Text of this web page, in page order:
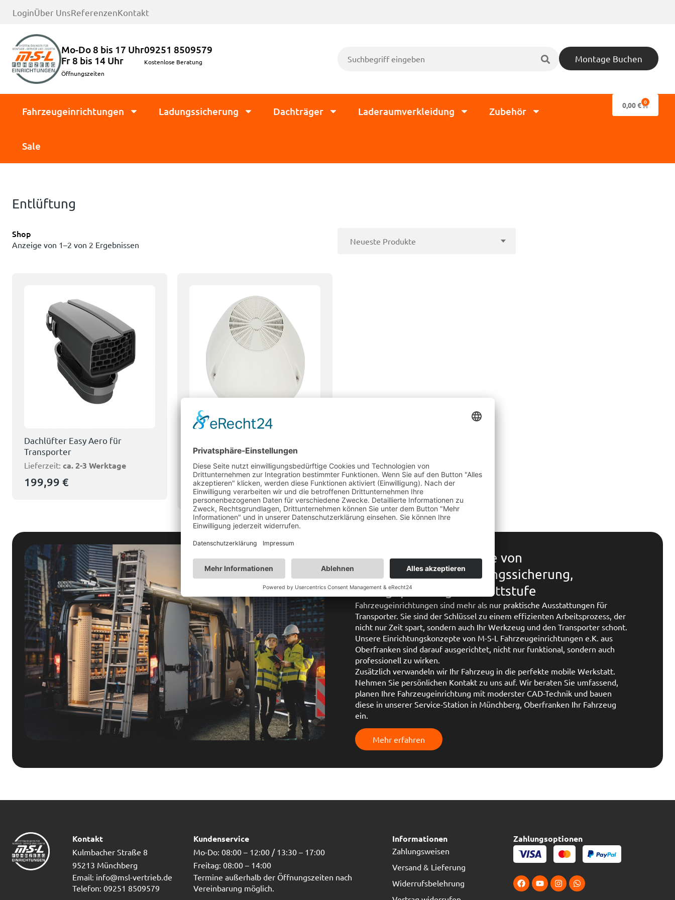
LoginÜber UnsReferenzenKontakt
Mo-Do 8 bis 17 Uhr
Fr 8 bis 14 Uhr
Öffnungszeiten
09251 8509579
Kostenlose Beratung Montage Buchen
Fahrzeugeinrichtungen Ladungssicherung Dachträger Laderaumverkleidung Zubehör
Sale
0,00€ 0
Entlüftung
Shop
Anzeige von 1–2 von 2 Ergebnissen
Dachlüfter Easy Aero für
Transporter
Lieferzeit: ca. 2-3 Werktage
199,99 €
Lieferzeit:ca. 2-3 Werktage
89,99€
Professionelle Montage von
Fahrzeugregalen, Ladungssicherung,
Dachgepäckträger & Trittstufe
Fahrzeugeinrichtungen sind mehr als nur praktische Ausstattungen für
Transporter. Sie sind der Schlüssel zu einem effizienten Arbeitsprozess, der
nicht nur Zeit spart, sondern auch Ihr Werkzeug und den Transporter schont.
Unsere Einrichtungskonzepte von M-S-L Fahrzeugeinrichtungen e.K. aus
Oberfranken sind darauf ausgerichtet, nicht nur funktional, sondern auch
professionell zu wirken.
Zusätzlich verwandeln wir Ihr Fahrzeug in die perfekte mobile Werkstatt.
Nehmen Sie persönlichen Kontakt zu uns auf. Wir beraten Sie umfassend,
planen Ihre Fahrzeugeinrichtung mit moderster CAD-Technik und bauen
diese in unserer Service-Station in Münchberg, Oberfranken Ihr Fahrzeug
ein.
Mehr erfahren
Kontakt
Kulmbacher Straße 8
95213 Münchberg
Email: info@msl-vertrieb.de
Telefon: 09251 8509579
Kundenservice
Mo-Do: 08:00 – 12:00 / 13:30 – 17:00
Freitag: 08:00 – 14:00
Termine außerhalb der Öffnungszeiten nach
Vereinbarung möglich.
Informationen
Zahlungsweisen
Versand & Lieferung
Widerrufsbelehrung
Zahlungsoptionen